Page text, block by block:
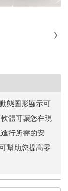
態圖形顯示可
體可讓您在現
行所需的安
幫助您提高零